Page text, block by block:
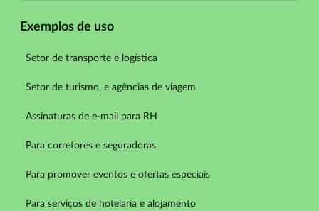
Exemplos de uso
Setor de transporte e logística
Setor de turismo, e agências de viagem
Assinaturas de e-mail para RH
Para corretores e seguradoras
Para promover eventos e ofertas especiais
Para serviços de hotelaria e alojamento